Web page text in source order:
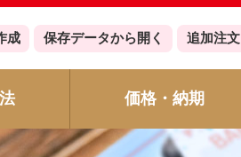
成 保存データから開く 追加注文
価格・納期